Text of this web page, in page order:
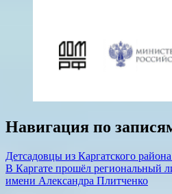
Навигация по
Детсадовцы из Каргатского
В Каргате прошёл региональный
имени Александра Плитченко